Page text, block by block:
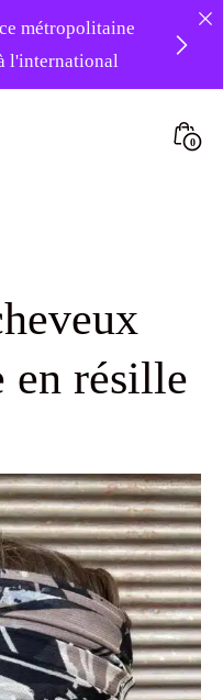
métropolitaine
l'international
0
en résille